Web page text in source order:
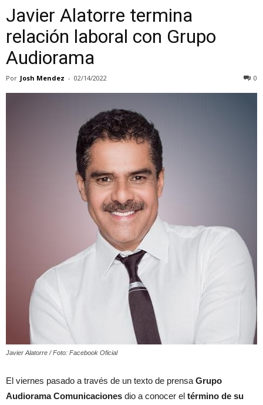
Javier Alatorre termina
relación laboral con Grupo
Audiorama
Por Josh Mendez - 02/14/2022 0
Javier Alatorre / Foto: Facebook Oficial
El viernes pasado a través de un texto de prensa Grupo
Audiorama Comunicaciones dio a conocer el término de su